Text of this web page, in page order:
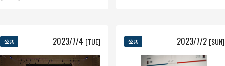
公共 2023/7/4 [TUE] 公共 2023/7/2 [SUN]